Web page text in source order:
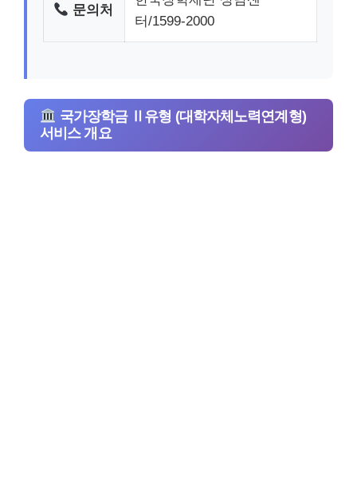
문의처
터/1599-2000
국가장학금 Ⅱ유형 (대학자체노력연계형)
서비스 개요